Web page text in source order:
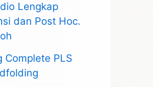
Lengkap
dan Post Hoc.
Complete PLS